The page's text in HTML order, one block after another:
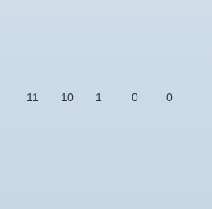
11 10 1 0 0